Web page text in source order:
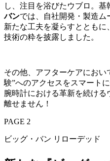
し、注目を浴びたウブロ。基
バンでは、自社開発・製造ム
新たな工夫を凝らすととも
技術の粋を披露しました。
その他、アフターケアにお
験”へのアクセスをスマート
腕時計における革新を続け
離せません！
PAGE 2
ビッグ・バン リローデッド